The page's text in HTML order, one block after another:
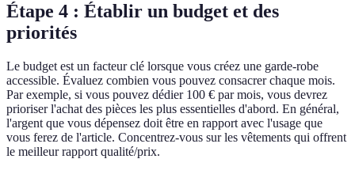
Étape 4 : Établir un budget et des
priorités
Le budget est un facteur clé lorsque vous créez une garde-robe
accessible. Évaluez combien vous pouvez consacrer chaque mois.
Par exemple, si vous pouvez dédier 100 € par mois, vous devrez
prioriser l'achat des pièces les plus essentielles d'abord. En général,
l'argent que vous dépensez doit être en rapport avec l'usage que
vous ferez de l'article. Concentrez-vous sur les vêtements qui offrent
le meilleur rapport qualité/prix.